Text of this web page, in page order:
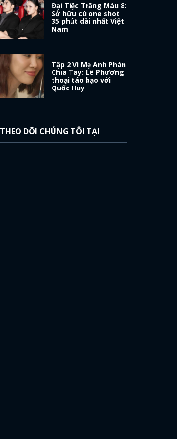
Đại Tiệc Trăng Máu 8:
Sở hữu cú one shot
35 phút dài nhất Việt
Nam
Tập 2 Vì Mẹ Anh Phán
Chia Tay: Lê Phương
thoại táo bạo với
Quốc Huy
THEO DÕI CHÚNG TÔI TẠI